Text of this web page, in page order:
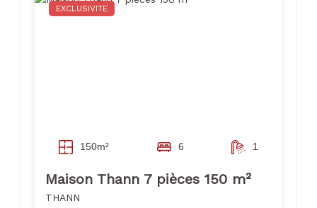
EXCLUSIVITE
150m² 6 1
Maison Thann 7 pièces 150 m²
THANN